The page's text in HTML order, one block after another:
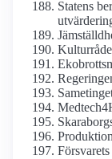
Statens